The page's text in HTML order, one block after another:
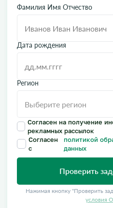
Фамилия Имя Отчество
Дата рождения
Регион
Согласен на получение
рекламных рассылок
Согласен
с
политикой
данных
Проверить
Нажимая кнопку "Проверить
условия